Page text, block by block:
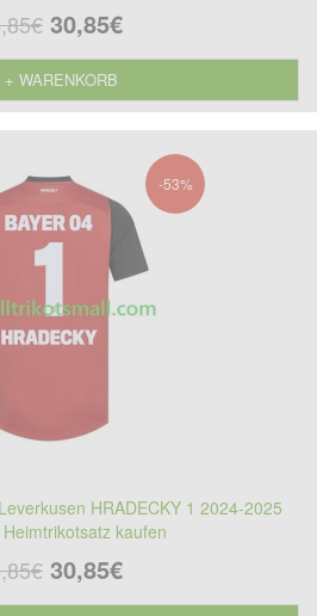
30,85€
+ WARENKORB
-53%
HRADECKY 1 2024-2025
kaufen
30,85€